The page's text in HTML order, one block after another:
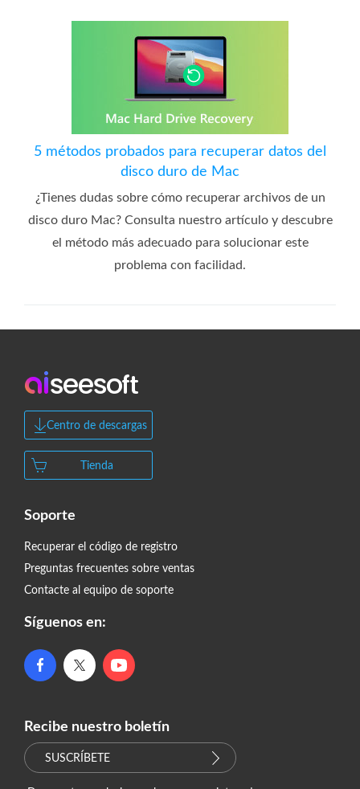
5 métodos probados para recuperar datos del
disco duro de Mac
¿Tienes dudas sobre cómo recuperar archivos de un
disco duro Mac? Consulta nuestro artículo y descubre
el método más adecuado para solucionar este
problema con facilidad.
Centro de descargas
Tienda
Soporte
Recuperar el código de registro
Preguntas frecuentes sobre ventas
Contacte al equipo de soporte
Síguenos en:
Recibe nuestro boletín
SUSCRÍBETE